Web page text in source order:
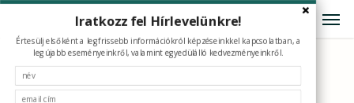
Skip
main
content
Merülj el önmagadban!
Menu
Iratkozz fel Hírlevelünkre!
Értesülj elsőként a legfrissebb információkról képzéseinkkel kapcsolatban, a
legújabb eseményeinkről, valamint egyedülálló kedvezményeinkről.